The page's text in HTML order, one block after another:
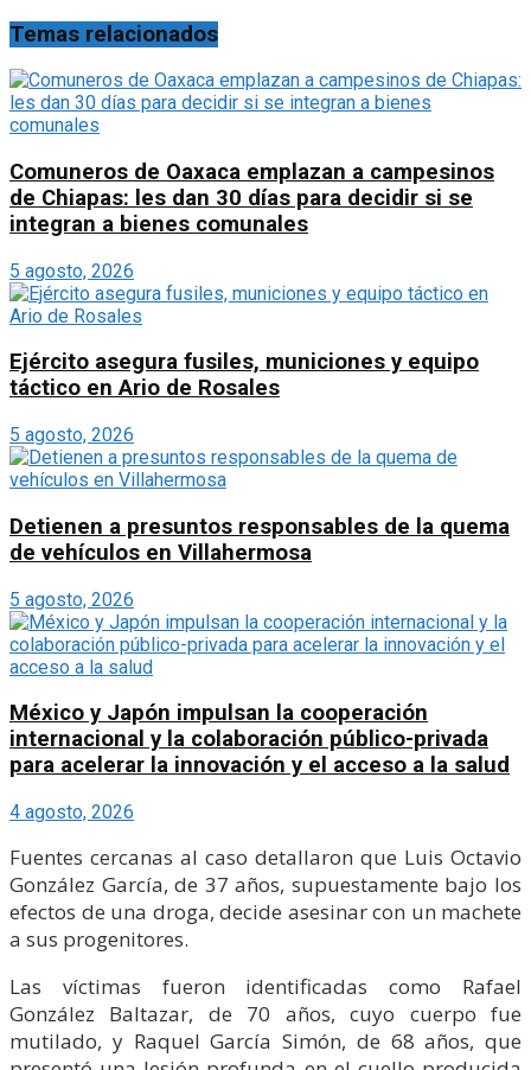
Temas relacionados
Comuneros de Oaxaca emplazan a campesinos
de Chiapas: les dan 30 días para decidir si se
integran a bienes comunales
5 agosto, 2026
Ejército asegura fusiles, municiones y equipo
táctico en Ario de Rosales
5 agosto, 2026
Detienen a presuntos responsables de la quema
de vehículos en Villahermosa
5 agosto, 2026
México y Japón impulsan la cooperación
internacional y la colaboración público-privada
para acelerar la innovación y el acceso a la salud
4 agosto, 2026
Fuentes cercanas al caso detallaron que Luis Octavio
González García, de 37 años, supuestamente bajo los
efectos de una droga, decide asesinar con un machete
a sus progenitores.
Las víctimas fueron identificadas como Rafael
González Baltazar, de 70 años, cuyo cuerpo fue
mutilado, y Raquel García Simón, de 68 años, que